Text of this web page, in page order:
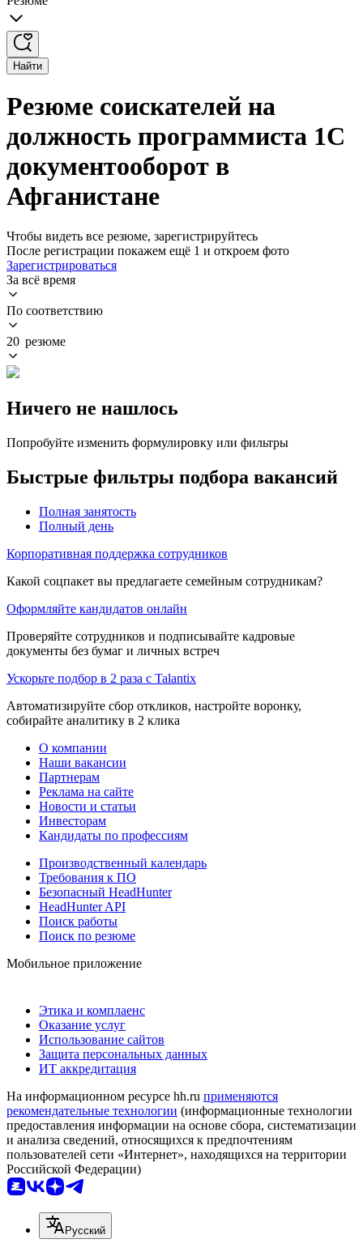
Найти
Резюме соискателей на
должность программиста 1С
документооборот в
Афганистане
Чтобы видеть все резюме, зарегистрируйтесь
После регистрации покажем ещё 1 и откроем фото
Зарегистрироваться
За всё время
По соответствию
20 резюме
Ничего не нашлось
Попробуйте изменить формулировку или фильтры
Быстрые фильтры подбора вакансий
Полная занятость
Полный день
Корпоративная поддержка сотрудников
Какой соцпакет вы предлагаете семейным сотрудникам?
Оформляйте кандидатов онлайн
Проверяйте сотрудников и подписывайте кадровые
документы без бумаг и личных встреч
Ускорьте подбор в 2 раза с Talantix
Автоматизируйте сбор откликов, настройте воронку,
собирайте аналитику в 2 клика
О компании
Наши вакансии
Партнерам
Реклама на сайте
Новости и статьи
Инвесторам
Кандидаты по профессиям
Производственный календарь
Требования к ПО
Безопасный HeadHunter
HeadHunter API
Поиск работы
Поиск по резюме
Мобильное приложение
Этика и комплаенс
Оказание услуг
Использование сайтов
Защита персональных данных
ИТ аккредитация
На информационном ресурсе hh.ru применяются
рекомендательные технологии (информационные технологии
предоставления информации на основе сбора, систематизации
и анализа сведений, относящихся к предпочтениям
пользователей сети «Интернет», находящихся на территории
Российской Федерации)
Русский